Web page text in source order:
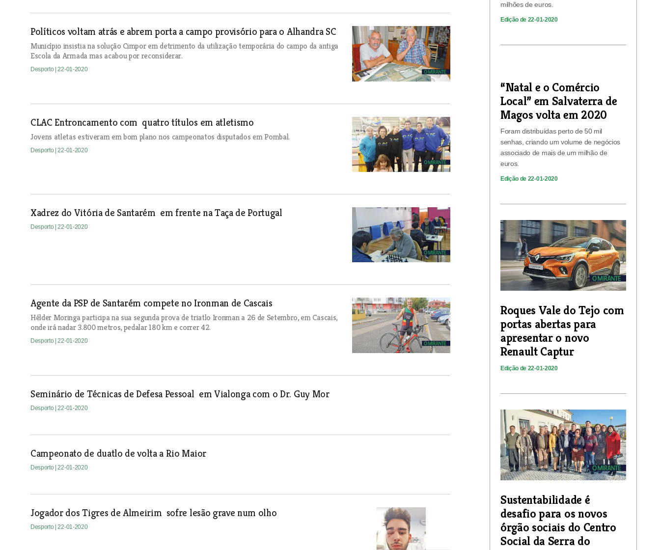
Políticos voltam atrás e abrem porta a campo provisório para o Alhandra SC
Município insistia na solução Cimpor em detrimento da utilização temporária do campo da antiga
Escola da Armada mas acabou por reconsiderar.
Desporto | 22-01-2020
CLAC Entroncamento com quatro títulos em atletismo
Jovens atletas estiveram em bom plano nos campeonatos disputados em Pombal.
Desporto | 22-01-2020
Xadrez do Vitória de Santarém em frente na Taça de Portugal
Desporto | 22-01-2020
Agente da PSP de Santarém compete no Ironman de Cascais
Hélder Moringa participa na sua segunda prova de triatlo Ironman a 26 de Setembro, em Cascais,
onde irá nadar 3.800 metros, pedalar 180 km e correr 42.
Desporto | 22-01-2020
Seminário de Técnicas de Defesa Pessoal em Vialonga com o Dr. Guy Mor
Desporto | 22-01-2020
Campeonato de duatlo de volta a Rio Maior
Desporto | 22-01-2020
Jogador dos Tigres de Almeirim sofre lesão grave num olho
Desporto | 22-01-2020
milhões de euros.
Edição de 22-01-2020
“Natal e o Comércio
Local” em Salvaterra de
Magos volta em 2020
Foram distribuídas perto de 50 mil
senhas, criando um volume de negócios
associado de mais de um milhão de
euros.
Edição de 22-01-2020
Roques Vale do Tejo com
portas abertas para
apresentar o novo
Renault Captur
Edição de 22-01-2020
Sustentabilidade é
desafio para os novos
órgão sociais do Centro
Social da Serra do